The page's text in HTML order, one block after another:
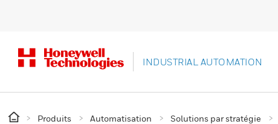
INDUSTRIAL AUTOMATION
Produits Automatisation Solutions par stratégie